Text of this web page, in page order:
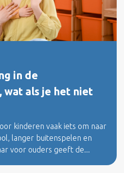
in de
wat als je het niet
kinderen vaak iets om naar
langer buitenspelen en
voor ouders geeft de...